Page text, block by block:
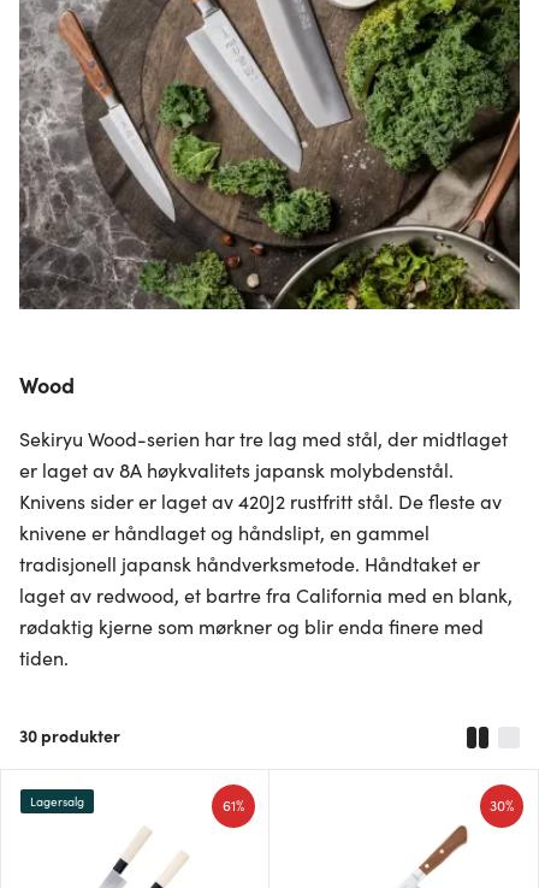
Wood
Sekiryu Wood-serien har tre lag med stål, der midtlaget
er laget av 8A høykvalitets japansk molybdenstål.
Knivens sider er laget av 420J2 rustfritt stål. De fleste av
knivene er håndlaget og håndslipt, en gammel
tradisjonell japansk håndverksmetode. Håndtaket er
laget av redwood, et bartre fra California med en blank,
rødaktig kjerne som mørkner og blir enda finere med
tiden.
30 produkter
61%
Lagersalg 30%